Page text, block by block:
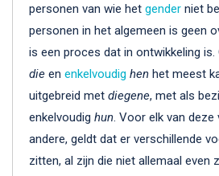
personen van wie het gender niet
personen in het algemeen is geen
is een proces dat in ontwikkeling
die en enkelvoudig hen het meest
uitgebreid met diegene, met als
enkelvoudig hun. Voor elk van
andere, geldt dat er verschillende
zitten, al zijn die niet allemaal even